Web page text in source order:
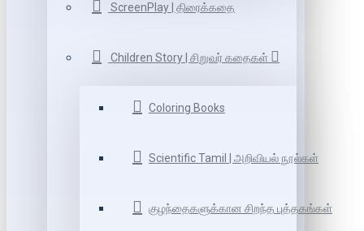
ScreenPlay | திரைக்கதை
Children Story | சிறுவர் கதைகள்
Coloring Books
Scientific Tamil | அறிவியல் நூல்கள்
குழந்தைகளுக்கான சிறந்த புத்தகங்கள்